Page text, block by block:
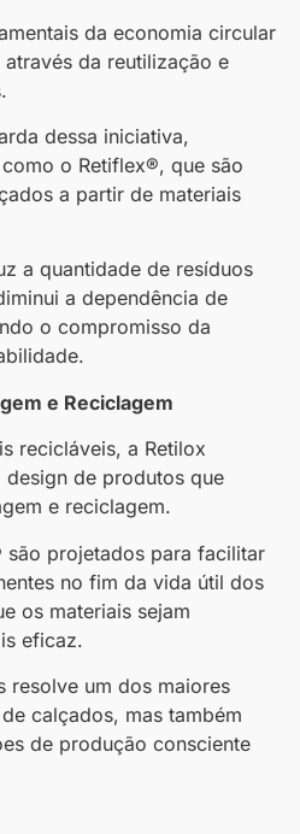
da economia circular
da reutilização e
dessa iniciativa,
o Retiflex®, que são
a partir de materiais
a quantidade de resíduos
a dependência de
o compromisso da
e Reciclagem
recicláveis, a Retilox
de produtos que
e reciclagem.
são projetados para facilitar
no fim da vida útil dos
os materiais sejam
eficaz.
resolve um dos maiores
calçados, mas também
de produção consciente